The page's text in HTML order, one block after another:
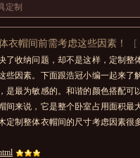
定制
衣帽间前需考虑这些因素！ [
了收纳问题，却不是这样，定制整
些因素。下面跟浩冠小编一起来了
是最为敏感的。和谐的颜色搭配可
间来说，它是整个卧室占用面积最
定制整体衣帽间的尺寸考虑因素很